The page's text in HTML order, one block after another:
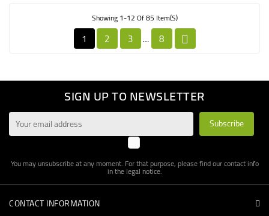
Showing 1-12 Of 85 Item(s)
1 2 3 … 8 
SIGN UP TO NEWSLETTER
You may unsubscribe at any moment. For that purpose, please find our contact info
in the legal notice.
CONTACT INFORMATION